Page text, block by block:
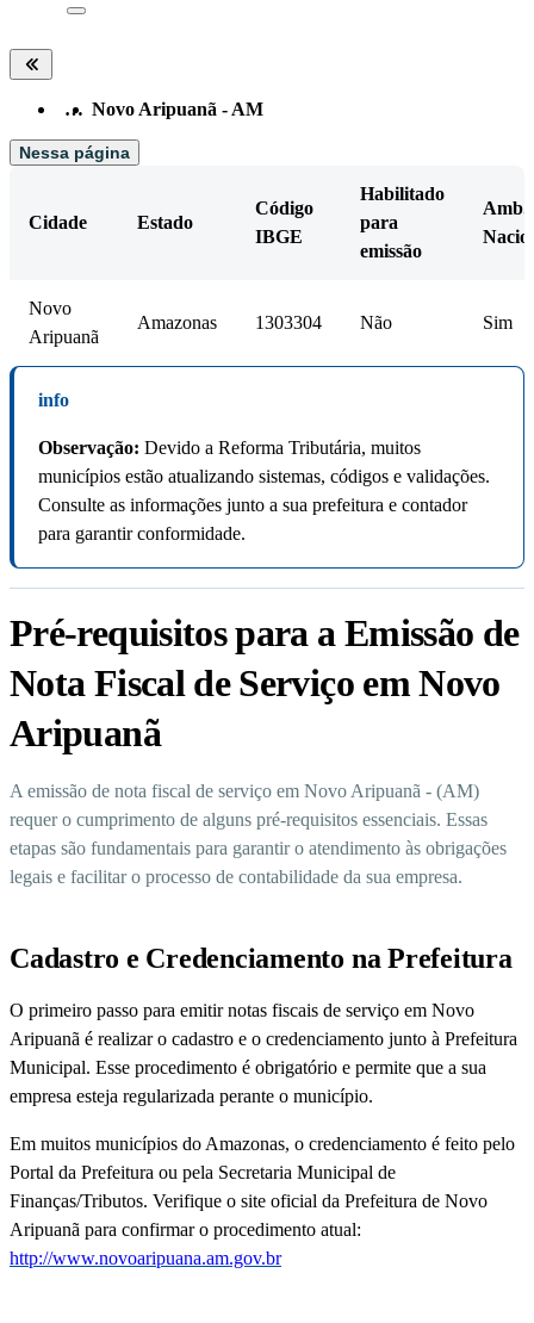
… Novo Aripuanã - AM
Nessa página
Cidade Estado
Código
IBGE
Habilitado
para
emissão
Amb.
Novo
Aripuanã
Amazonas 1303304 Não Sim
info
Observação: Devido a Reforma Tributária, muitos
municípios estão atualizando sistemas, códigos e validações.
Consulte as informações junto a sua prefeitura e contador
para garantir conformidade.
Pré-requisitos para a Emissão de
Nota Fiscal de Serviço em Novo
Aripuanã
A emissão de nota fiscal de serviço em Novo Aripuanã - (AM)
requer o cumprimento de alguns pré-requisitos essenciais. Essas
etapas são fundamentais para garantir o atendimento às obrigações
legais e facilitar o processo de contabilidade da sua empresa.
Cadastro e Credenciamento na Prefeitura
O primeiro passo para emitir notas fiscais de serviço em Novo
Aripuanã é realizar o cadastro e o credenciamento junto à Prefeitura
Municipal. Esse procedimento é obrigatório e permite que a sua
empresa esteja regularizada perante o município.
Em muitos municípios do Amazonas, o credenciamento é feito pelo
Portal da Prefeitura ou pela Secretaria Municipal de
Finanças/Tributos. Verifique o site oficial da Prefeitura de Novo
Aripuanã para confirmar o procedimento atual:
http://www.novoaripuana.am.gov.br